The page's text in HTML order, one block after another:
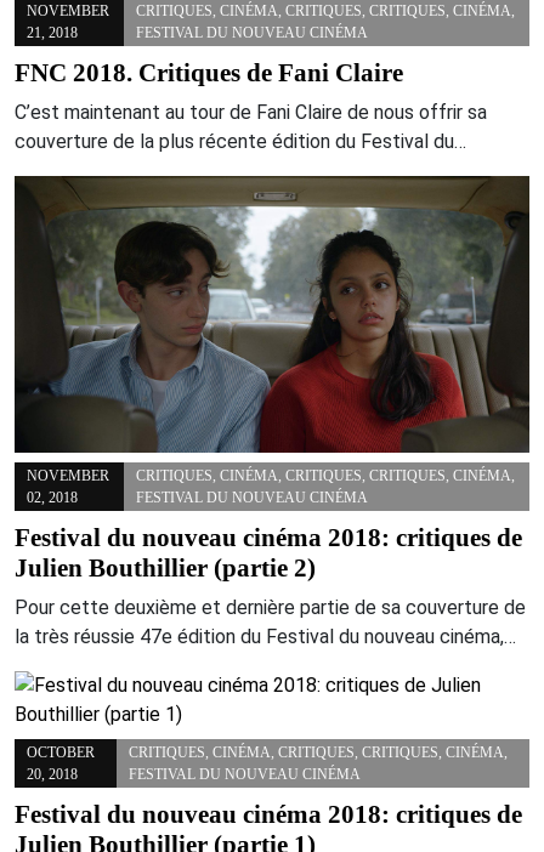
NOVEMBER
21, 2018
CRITIQUES,CINÉMA,CRITIQUES,CRITIQUES,CINÉMA,
FESTIVAL DU NOUVEAU CINÉMA
FNC 2018. Critiques de Fani Claire
C’est maintenant au tour de Fani Claire de nous offrir sa
couverture de la plus récente édition du Festival du…
NOVEMBER
02, 2018
CRITIQUES,CINÉMA,CRITIQUES,CRITIQUES,CINÉMA,
FESTIVAL DU NOUVEAU CINÉMA
Festival du nouveau cinéma 2018: critiques de
Julien Bouthillier (partie 2)
Pour cette deuxième et dernière partie de sa couverture de
la très réussie 47e édition du Festival du nouveau cinéma,…
OCTOBER
20, 2018
CRITIQUES, CINÉMA, CRITIQUES, CRITIQUES, CINÉMA,
FESTIVAL DU NOUVEAU CINÉMA
Festival du nouveau cinéma 2018: critiques de
Julien Bouthillier (partie 1)